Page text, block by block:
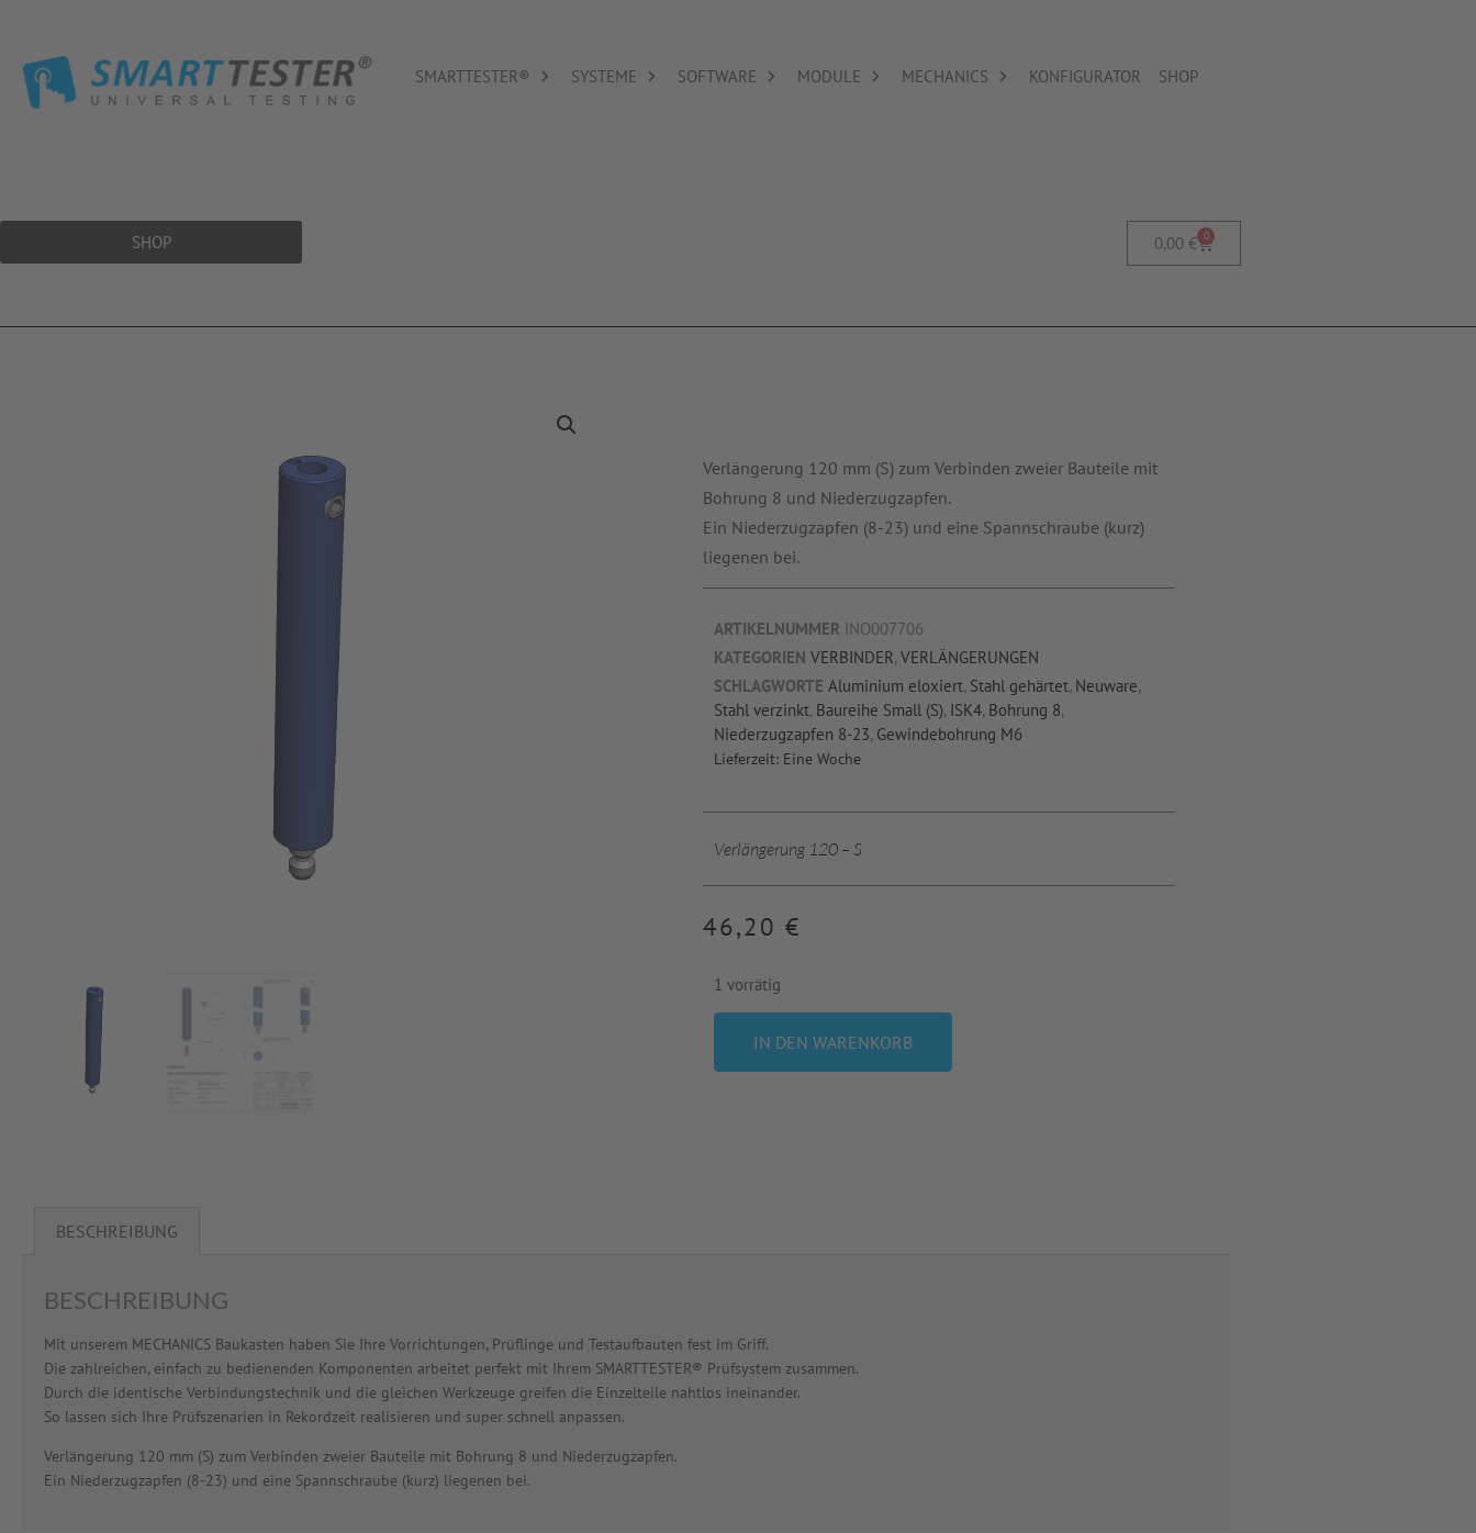
SMARTTESTER® SYSTEME SOFTWARE MODULE MECHANICS KONFIGURATOR SHOP
SHOP 0,00 € 0
Verlängerung 120 mm (S) zum Verbinden zweier Bauteile mit
Bohrung 8 und Niederzugzapfen.
Ein Niederzugzapfen (8-23) und eine Spannschraube (kurz)
liegenen bei.
ARTIKELNUMMER INO007706
KATEGORIEN VERBINDER,VERLÄNGERUNGEN
SCHLAGWORTE Aluminium eloxiert, Stahl gehärtet, Neuware,
Stahl verzinkt, Baureihe Small (S), ISK4, Bohrung 8,
Niederzugzapfen 8-23, Gewindebohrung M6
Lieferzeit: Eine Woche
Verlängerung 120 – S
46,20 €
1 vorrätig
IN DEN WARENKORB
BESCHREIBUNG
BESCHREIBUNG
Mit unserem MECHANICS Baukasten haben Sie Ihre Vorrichtungen, Prüflinge und Testaufbauten fest im Griff.
Die zahlreichen, einfach zu bedienenden Komponenten arbeitet perfekt mit Ihrem SMARTTESTER® Prüfsystem zusammen.
Durch die identische Verbindungstechnik und die gleichen Werkzeuge greifen die Einzelteile nahtlos ineinander.
So lassen sich Ihre Prüfszenarien in Rekordzeit realisieren und super schnell anpassen.
Verlängerung 120 mm (S) zum Verbinden zweier Bauteile mit Bohrung 8 und Niederzugzapfen.
Ein Niederzugzapfen (8-23) und eine Spannschraube (kurz) liegenen bei.